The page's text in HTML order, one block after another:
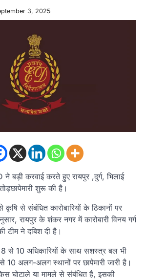
3, 2025
बड़ी करवाई करते हुए रायपुर ,दुर्ग, भिलाई
शुरू की है।
कृषि से संबंधित कारोबारियों के ठिकानों पर
रायपुर के शंकर नगर में कारोबारी विनय गर्ग
टीम ने दबिश दी है।
8 से 10 अधिकारियों के साथ सशस्त्र बल भी
10 अलग-अलग स्थानों पर छापेमारी जारी है।
घोटाले या मामले से संबंधित है, इसकी